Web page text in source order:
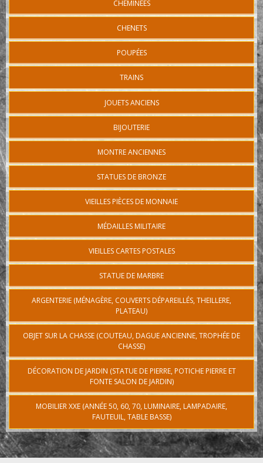
CHEMINÉES
CHENETS
POUPÉES
TRAINS
JOUETS ANCIENS
BIJOUTERIE
MONTRE ANCIENNES
STATUES DE BRONZE
VIEILLES PIÈCES DE MONNAIE
MÉDAILLES MILITAIRE
VIEILLES CARTES POSTALES
STATUE DE MARBRE
ARGENTERIE (MÉNAGÈRE, COUVERTS DÉPAREILLÉS, THEILLERE,
PLATEAU)
OBJET SUR LA CHASSE (COUTEAU, DAGUE ANCIENNE, TROPHÉE DE
CHASSE)
DÉCORATION DE JARDIN (STATUE DE PIERRE, POTICHE PIERRE ET
FONTE SALON DE JARDIN)
MOBILIER XXE (ANNÉE 50, 60, 70, LUMINAIRE, LAMPADAIRE,
FAUTEUIL, TABLE BASSE)